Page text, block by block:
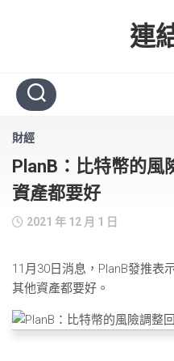
連
財經
PlanB：比特幣的風
資產都要好
2021 年 12 月 1 日
11月30日消息，PlanB發推表
其他資產都要好。